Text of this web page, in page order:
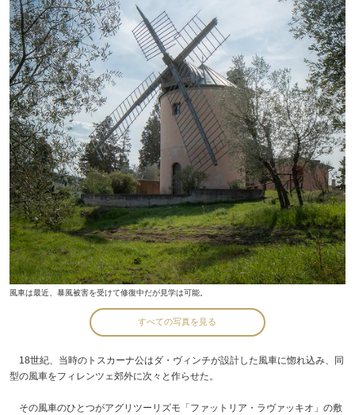
風車は最近、暴風被害を受けて修復中だが見学は可能。
すべての写真を見る
18世紀、当時のトスカーナ公はダ・ヴィンチが設計した風車に惚れ込み、同
型の風車をフィレンツェ郊外に次々と作らせた。
その風車のひとつがアグリツーリズモ「ファットリア・ラヴァッキオ」の敷